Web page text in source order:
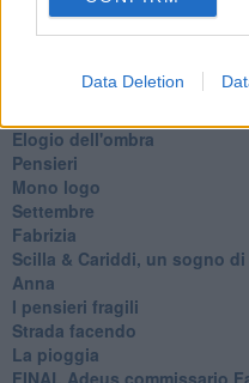
Data Deletion
La balena
Vittorio
Il mago, la pera e il Bar la
Elogio dell'ombra
Pensieri
Mono logo
Settembre
Fabrizia
​Scilla & Cariddi, un sogno di
Anna
I pensieri fragili
Strada facendo
La pioggia
FINAL Adeus commissario